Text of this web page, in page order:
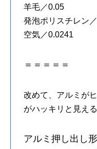
羊毛／0.05
発泡ポリスチレン
空気／0.0241
＝＝＝＝＝
改めて、アルミが
がハッキリと見え
アルミ押し出し